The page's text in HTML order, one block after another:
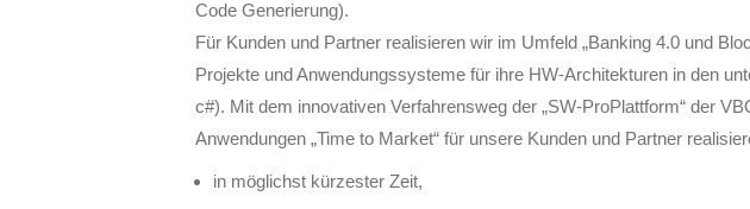
Code Generierung).
Für Kunden und Partner realisieren wir im Umfeld „Banking 4.0 und
Projekte und Anwendungssysteme für ihre HW-Architekturen in den
c#). Mit dem innovativen Verfahrensweg der „SW-ProPlattform“ der
Anwendungen „Time to Market“ für unsere Kunden und Partner
in möglichst kürzester Zeit,